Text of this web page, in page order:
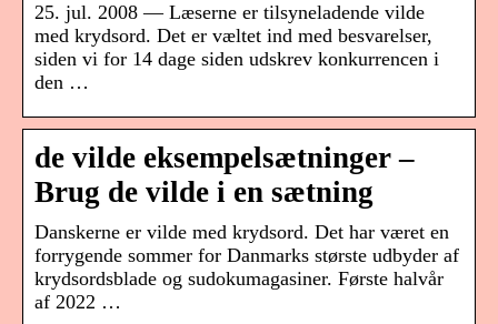
25. jul. 2008 — Læserne er tilsyneladende vilde
med krydsord. Det er væltet ind med besvarelser,
siden vi for 14 dage siden udskrev konkurrencen i
den …
de vilde eksempelsætninger –
Brug de vilde i en sætning
Danskerne er vilde med krydsord. Det har været en
forrygende sommer for Danmarks største udbyder af
krydsordsblade og sudokumagasiner. Første halvår
af 2022 …